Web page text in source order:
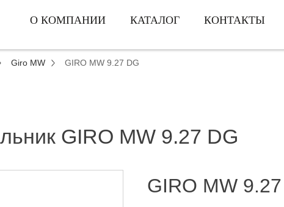
О КОМПАНИИ КАТАЛОГ КОНТАКТЫ
Giro MW GIRO MW 9.27 DG
GIRO MW 9.27 DG
GIRO MW